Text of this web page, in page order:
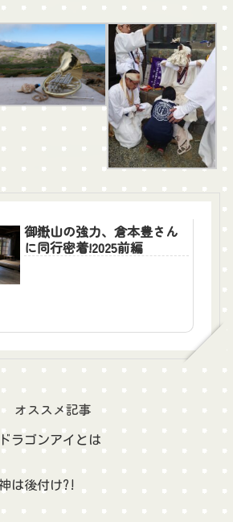
御嶽山の強力、倉本豊さん
に同行密着!2025前編
オススメ記事
ラゴンアイとは
は後付け?!